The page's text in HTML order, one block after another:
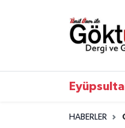
HABERLER
Anne Çocuk
Eyüpsultan Hava